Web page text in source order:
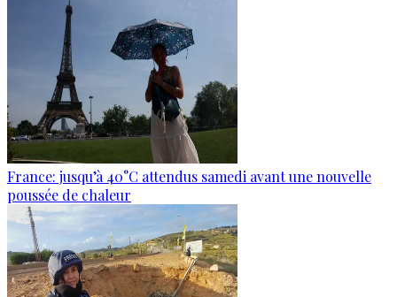
France: jusqu’à 40°C attendus samedi avant une nouvelle
poussée de chaleur